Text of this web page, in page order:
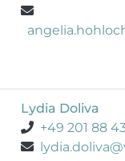
Lydia Doliva
+49 201 88